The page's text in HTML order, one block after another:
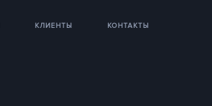
КЛИЕНТЫ КОНТАКТЫ